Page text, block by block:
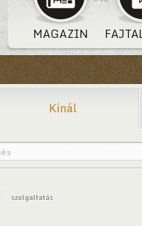
MAGAZIN
Kínál
szolgaltatás